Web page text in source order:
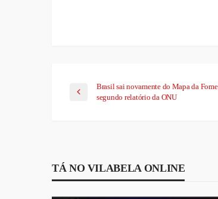
Brasil sai novamente do Mapa da
segundo relatório da ONU
TÁ NO VILABELA ONLINE